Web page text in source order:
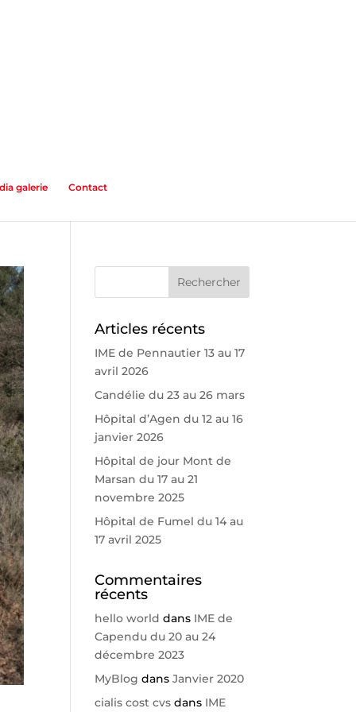
galerie Contact
Articles récents
IME de Pennautier 13 au 17
avril 2026
Candélie du 23 au 26 mars
Hôpital d’Agen du 12 au 16
janvier 2026
Hôpital de jour Mont de
Marsan du 17 au 21
novembre 2025
Hôpital de Fumel du 14 au
17 avril 2025
Commentaires
récents
hello world dans IME de
Capendu du 20 au 24
décembre 2023
MyBlog dansJanvier 2020
cialis cost cvs dans IME